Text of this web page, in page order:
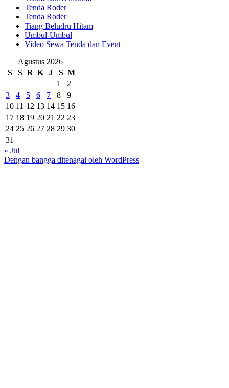
Tenda Roder
Tenda Roder
Tiang Beludru Hitam
Umbul-Umbul
Video Sewa Tenda dan Event
Agustus 2026
S
S R K J S M
1
2
3
4 5 6 7 8
9
10 11 12 13 14 15 16
17 18 19 20 21 22 23
24 25 26 27 28 29 30
31
« Jul
Dengan bangga ditenagai oleh WordPress